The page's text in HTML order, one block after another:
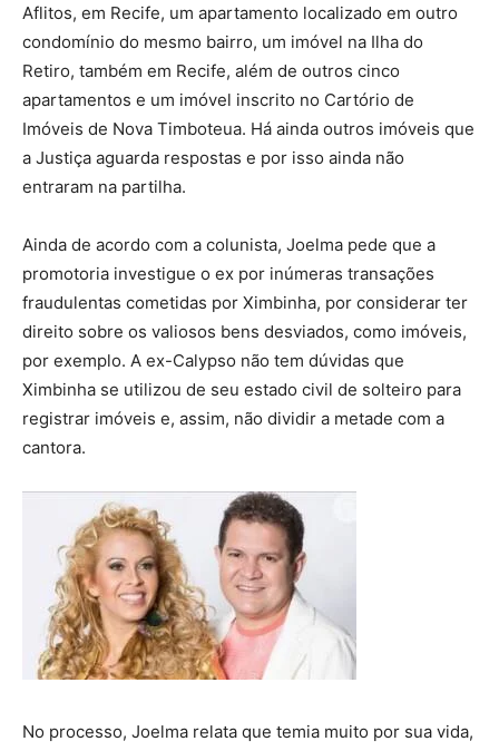
Aflitos, em Recife, um apartamento localizado em outro
condomínio do mesmo bairro, um imóvel na Ilha do
Retiro, também em Recife, além de outros cinco
apartamentos e um imóvel inscrito no Cartório de
Imóveis de Nova Timboteua. Há ainda outros imóveis que
a Justiça aguarda respostas e por isso ainda não
entraram na partilha.
Ainda de acordo com a colunista, Joelma pede que a
promotoria investigue o ex por inúmeras transações
fraudulentas cometidas por Ximbinha, por considerar ter
direito sobre os valiosos bens desviados, como imóveis,
por exemplo. A ex-Calypso não tem dúvidas que
Ximbinha se utilizou de seu estado civil de solteiro para
registrar imóveis e, assim, não dividir a metade com a
cantora.
No processo, Joelma relata que temia muito por sua vida,